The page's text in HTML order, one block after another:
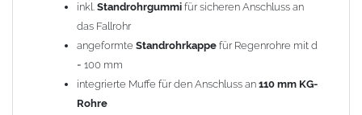
Technische Details:
Material:Stahl verzinktmit Innenbeschichtung
Länge: 1000 mm
Höhe derReinigungsöffnung: ca.750 mm
GRÖMO Artikelnummer: 97343
inkl. Standrohrgummi für sicheren Anschluss an
das Fallrohr
angeformte Standrohrkappe für Regenrohre mit d
= 100 mm
integrierte Muffe für den Anschluss an 110 mm KG-
Rohre